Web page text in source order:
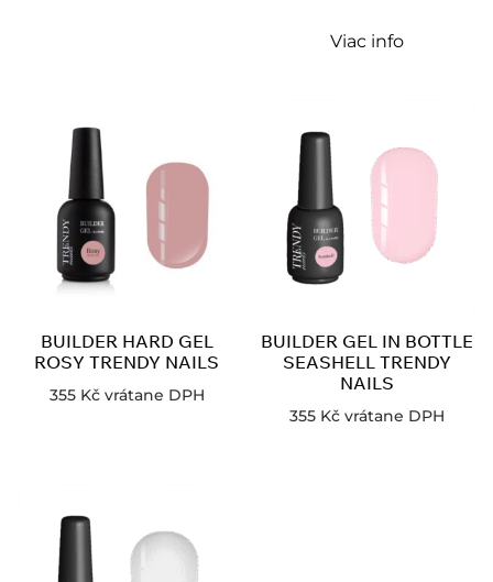
Viac info
BUILDER HARD GEL
ROSY TRENDY NAILS
355 Kč vrátane DPH
BUILDER GEL IN BOTTLE
SEASHELL TRENDY
NAILS
355 Kč vrátane DPH